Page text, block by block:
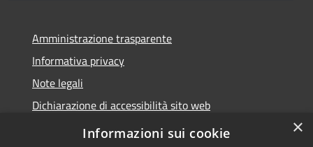
Amministrazione trasparente
Informativa privacy
Note legali
Dichiarazione di accessibilità sito web
WhistleblowingPA
×
Informazioni sui cookie